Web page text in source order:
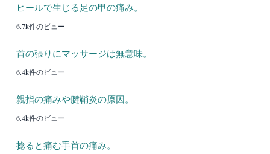
ヒールで生じる足の甲の痛み。
6.7k件のビュー
首の張りにマッサージは無意味。
6.4k件のビュー
親指の痛みや腱鞘炎の原因。
6.4k件のビュー
捻ると痛む手首の痛み。